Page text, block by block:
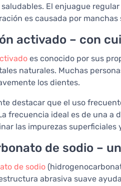
El enjuague
es causada por manchas
activado – con
es conocido por sus
naturales. Muchas
los dientes.
destacar que el uso
frecuencia ideal es de una a
las impurezas superficiales
de sodio –
de sodio
abrasiva suave